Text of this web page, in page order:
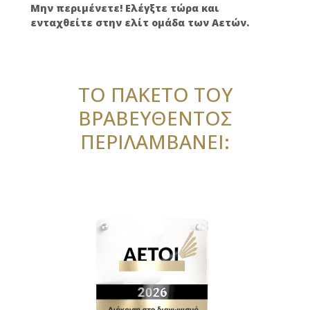
Μην περιμένετε! Ελέγξτε τώρα και
ενταχθείτε στην ελίτ ομάδα των Αετών.
ΤΟ ΠΑΚΕΤΟ ΤΟΥ
ΒΡΑΒΕΥΘΕΝΤΟΣ
ΠΕΡΙΛΑΜΒΑΝΕΙ: